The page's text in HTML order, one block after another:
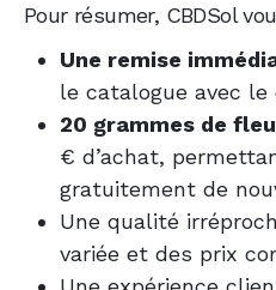
Pour résumer, CBDSol
Une remise
le catalogue avec le
20 grammes de
€ d’achat,
gratuitement de
Une qualité
variée et des prix